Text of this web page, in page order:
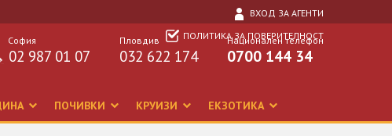
ВХОД ЗА АГЕНТИ
ПОЛИТИКА ЗА ПОВЕРИТЕЛНОСТ
Национален телефон
0700 144 34
Пловдив
032 622 174
София
02 987 01 07
ПОЧИВКИ КРУИЗИ ЕКЗОТИКА